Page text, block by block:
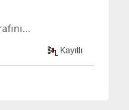
Kayıtlı